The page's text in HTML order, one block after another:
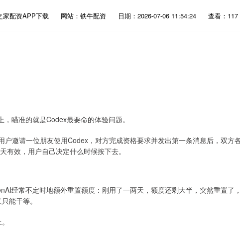
家配资APP下载 网站：铁牛配资 日期：2026-07-06 11:54:24 查看：117
瞄准的就是Codex最要命的体验问题。
邀请一位朋友使用Codex，对方完成资格要求并发出第一条消息后，双方
效，用户自己决定什么时候按下去。
经常不定时地额外重置额度：刚用了一两天，额度还剩大半，突然重置了
能干等。